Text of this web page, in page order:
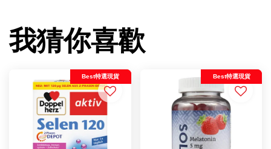
我猜你喜歡
Best特選現貨 Best特選現貨